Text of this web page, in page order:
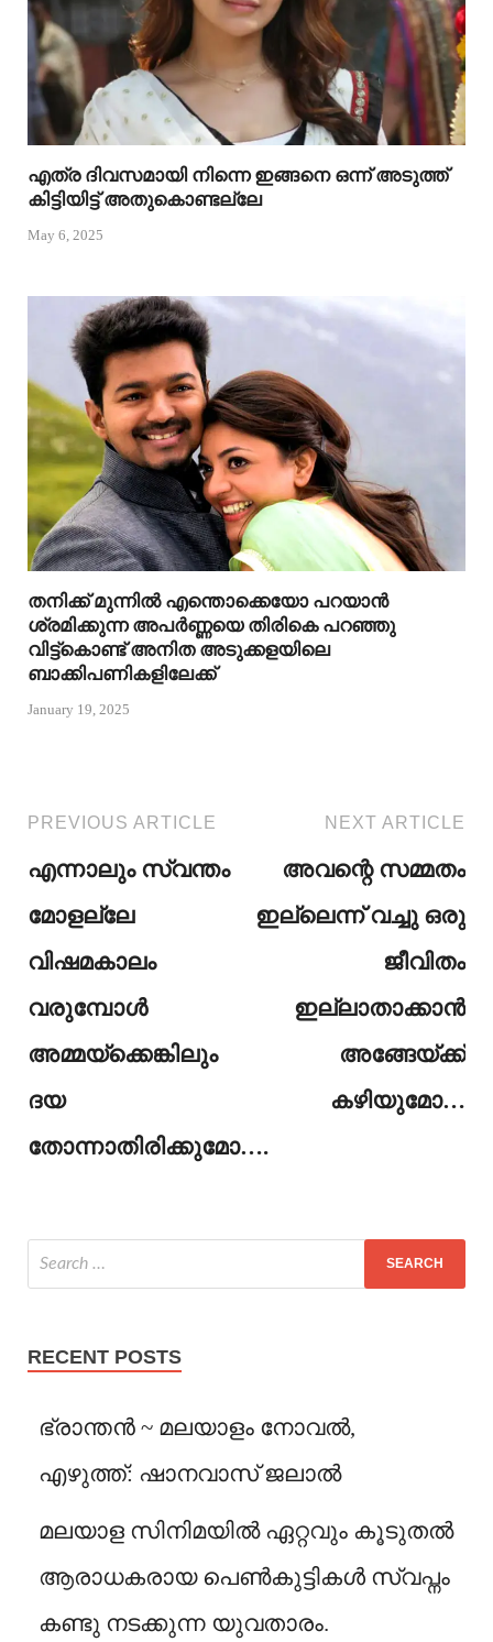
എത്ര ദിവസമായി നിന്നെ ഇങ്ങനെ ഒന്ന് അടുത്ത്
കിട്ടിയിട്ട് അതുകൊണ്ടല്ലേ
May 6, 2025
തനിക്ക് മുന്നിൽ എന്തൊക്കെയോ പറയാൻ
ശ്രമിക്കുന്ന അപർണ്ണയെ തിരികെ പറഞ്ഞു
വിട്ട്കൊണ്ട് അനിത അടുക്കളയിലെ
ബാക്കിപണികളിലേക്ക്
January 19, 2025
PREVIOUS ARTICLE
എന്നാലും സ്വന്തം
മോളല്ലേ
വിഷമകാലം
വരുമ്പോൾ
അമ്മയ്ക്കെങ്കിലും
ദയ
തോന്നാതിരിക്കുമോ….
NEXT ARTICLE
അവന്റെ സമ്മതം
ഇല്ലെന്ന് വച്ചു ഒരു
ജീവിതം
ഇല്ലാതാക്കാൻ
അങ്ങേയ്ക്ക്
കഴിയുമോ…
RECENT POSTS
ഭ്രാന്തൻ ~ മലയാളം നോവൽ,
എഴുത്ത്: ഷാനവാസ് ജലാൽ
മലയാള സിനിമയിൽ ഏറ്റവും കൂടുതൽ
ആരാധകരായ പെൺകുട്ടികൾ സ്വപ്നം
കണ്ടു നടക്കുന്ന യുവതാരം.